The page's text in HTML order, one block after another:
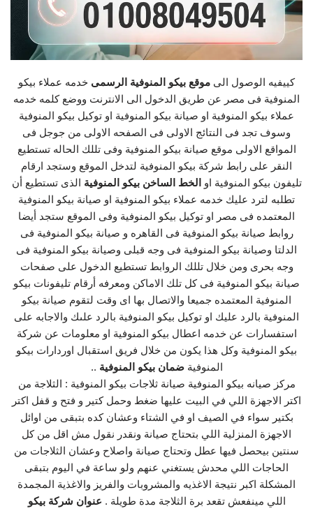
كييفيه الوصول الى موقع بيكو المنوفية الرسمى خدمه عملاء بيكو
المنوفية فى مصر عن طريق الدخول الى الانترنت ووضع كلمه خدمه
عملاء بيكو المنوفية او صيانة بيكو المنوفية او توكيل بيكو المنوفية
وسوف تجد فى النتائج الاولى فى الصفحه الاولى من جوجل فى
المواقع الاولى موقع صيانة بيكو المنوفية وفى تللك الحاله تستطيع
النقر على رابط شركة بيكو المنوفية لتدخل الموقع وستجد ارقام
تليفون بيكو المنوفية او الخط الساخن بيكو المنوفية الذى تستطيع أن
تطلبه لترد عليك خدمه عملاء بيكو المنوفية او صيانة بيكو المنوفية
المعتمده فى مصر او توكيل بيكو المنوفية وفى الموقع ستجد أيضا
روابط صيانة بيكو المنوفية فى القاهره و صيانة بيكو المنوفية فى
الدلتا وصيانة بيكو المنوفية فى وجه قبلى وصيانة بيكو المنوفية فى
وجه بحرى ومن خلال تللك الروابط تستطيع الدخول على صفحات
صيانة بيكو المنوفية فى كل تلك الاماكن ومعرفه أرقام تليفونات بيكو
المنوفية المعتمده جميعا والاتصال بها اى وقت لتقوم صيانة بيكو
المنوفية بالرد عليك او توكيل بيكو المنوفية بالرد علىك والاجابه على
استفسارات عن خدمه اعطال بيكو المنوفية او معلومات عن شركة
بيكو المنوفية وكل هذا يكون من خلال فريق استقبال اوردارات بيكو
المنوفيةضمان بيكو المنوفية ..
مركز صيانه بيكو المنوفية صيانة ثلاجات بيكو المنوفية : الثلاجة من
اكتر الاجهزة اللي في البيت عليها ضغط وحمل كتير و فتح و قفل اكتر
بكتير سواء في الصيف او في الشتاء وعشان كده بتبقى من اوائل
الاجهزة المنزلية اللي بتحتاج صيانة ونقدر نقول مش اقل من كل
سنتين بيحصل فيها عطل وتحتاج صيانة واصلاح وعشان الثلاجات من
الحاجات اللي محدش يستغني عنهم ولو ساعة في اليوم بتبقى
المشكلة اكبر نتيجة الاغذيه والمشروبات والفريز والاغذية المجمدة
اللي مينفعش تقعد برة الثلاجة مدة طويلة . عنوان شركة بيكو